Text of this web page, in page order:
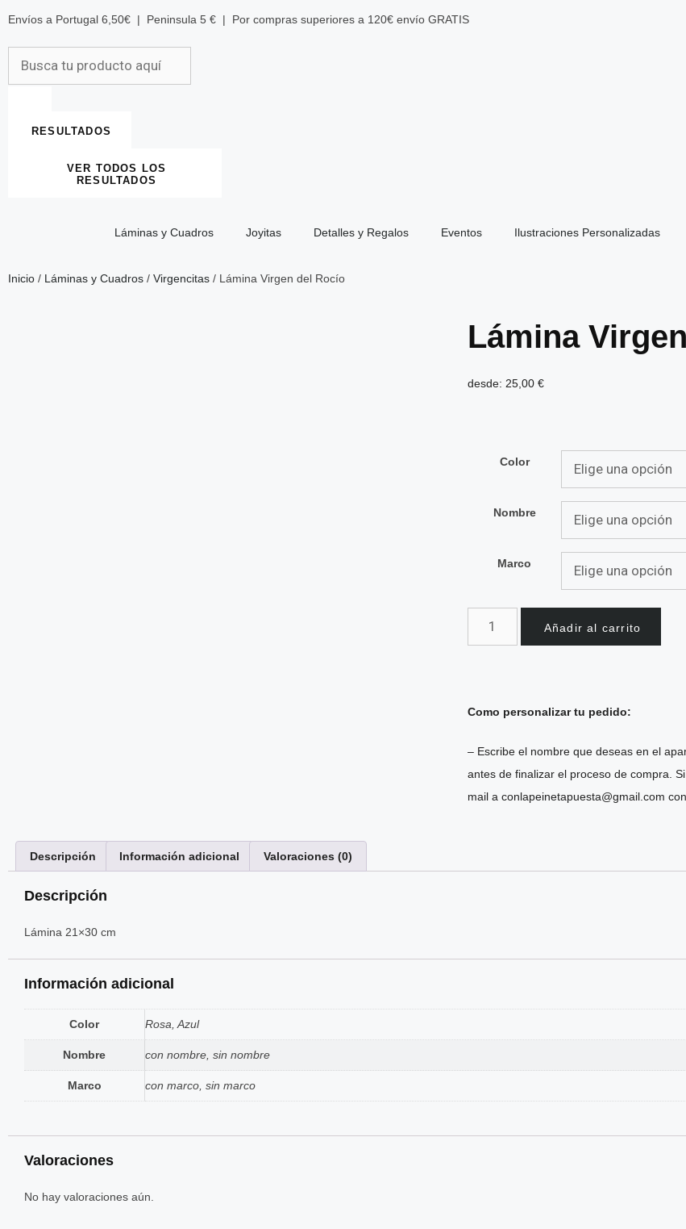
Envíos a Portugal 6,50€ | Peninsula 5 € | Por compras superiores a 120€ envío GRATIS
RESULTADOS
VER TODOS LOS
RESULTADOS
Láminas y Cuadros Joyitas Detalles y Regalos Eventos Ilustraciones Personalizadas
Inicio / Láminas y Cuadros / Virgencitas / Lámina Virgen del Rocío
Lámina
desde: 25,00 €
Color
Nombre
Marco
Añadir al carrito
Como personalizar tu pedido:
– Escribe el nombre que deseas en el
antes de finalizar el proceso de compra.
mail a conlapeinetapuesta@gmail.com
Descripción Información adicional Valoraciones (0)
Descripción
Lámina 21×30 cm
Información adicional
Color Rosa, Azul
Nombre con nombre, sin nombre
Marco con marco, sin marco
Valoraciones
No hay valoraciones aún.